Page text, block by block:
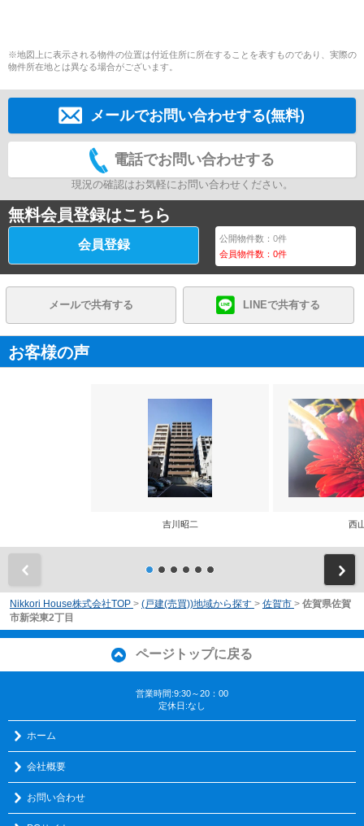
※地図上に表示される物件の位置は付近住所に所在することを表すものであり、実際の
物件所在地とは異なる場合がございます。
メールでお問い合わせする(無料)
電話でお問い合わせする
現況の確認はお気軽にお問い合わせください。
無料会員登録はこちら
会員登録 公開物件数：0件
会員物件数：0件
メールで共有する LINEで共有する
お客様の声
吉川昭二 西
Nikkori House株式会社TOP > (戸建(売買))地域から探す > 佐賀市 > 佐賀県佐賀
市新栄東2丁目
ページトップに戻る
営業時間:9:30～20：00
定休日:なし
ホーム
会社概要
お問い合わせ